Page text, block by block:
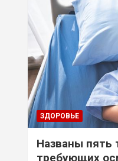
ЗДОРОВЬЕ
Названы пять
требующих